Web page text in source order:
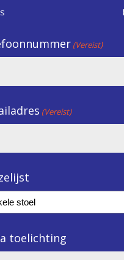
(Vereist)
(Vereist)
toelichting